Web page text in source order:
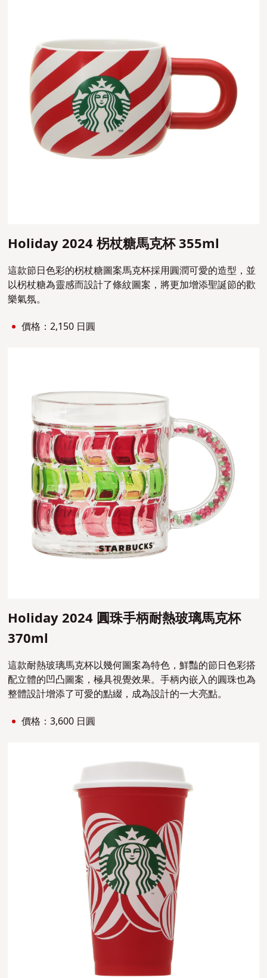
Holiday 2024 柺杖糖馬克杯 355ml
這款節日色彩的柺杖糖圖案馬克杯採用圓潤可愛的造型，並
以柺杖糖為靈感而設計了條紋圖案，將更加增添聖誕節的歡
樂氣氛。
價格：2,150 日圓
Holiday 2024 圓珠手柄耐熱玻璃馬克杯
370ml
這款耐熱玻璃馬克杯以幾何圖案為特色，鮮豔的節日色彩搭
配立體的凹凸圖案，極具視覺效果。手柄內嵌入的圓珠也為
整體設計增添了可愛的點綴，成為設計的一大亮點。
價格：3,600 日圓